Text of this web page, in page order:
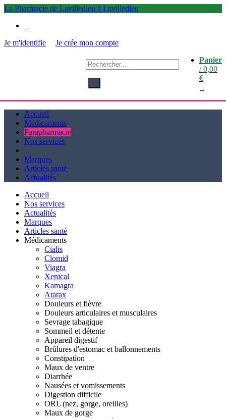
La Pharmacie de Lavilledieu à Lavilledieu
Je m'identifie
Je crée mon compte
Panier
/0,00
€
Accueil
Médicaments
Parapharmacie
Nos services
Marques
Articles santé
Actualités
Accueil
Nos services
Actualités
Marques
Articles santé
Médicaments
Cialis
Clomid
Viagra
Xenical
Kamagra
Atarax
Douleurs et fièvre
Douleurs articulaires et musculaires
Sevrage tabagique
Sommeil et détente
Appareil digestif
Brûlures d'estomac et ballonnements
Constipation
Maux de ventre
Diarrhée
Nausées et vomissements
Digestion difficile
ORL (nez, gorge, oreilles)
Maux de gorge